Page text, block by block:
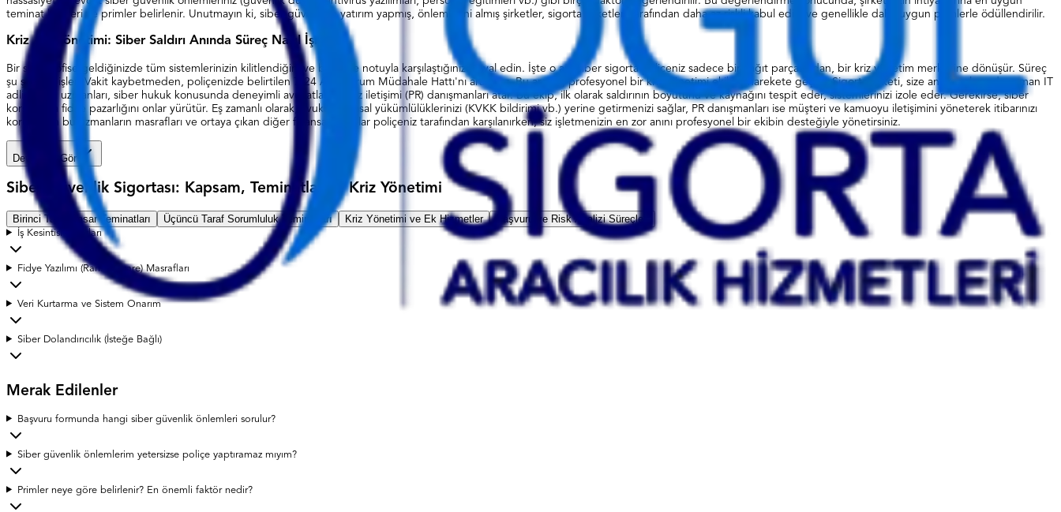
teminat limitleri ve primler belirlenir. Unutmayın ki, siber güvenliğe yatırım yapmış, önlemlerini almış şirketler, sigorta şirketleri tarafından daha az riskli kabul edilir ve genellikle daha uygun primlerle ödüllendirilir.
Kriz Anı Yönetimi: Siber Saldırı Anında Süreç Nasıl İşler?
Bir sabah ofise geldiğinizde tüm sistemlerinizin kilitlendiğini ve bir fidye notuyla karşılaştığınızı hayal edin. İşte o an, siber sigorta poliçeniz sadece bir kağıt parçasından, bir kriz yönetim merkezine dönüşür. Süreç
şu şekilde işler: Vakit kaybetmeden, poliçenizde belirtilen 7/24 Acil Durum Müdahale Hattı'nı ararsınız. Bu arama, profesyonel bir kriz yönetimi ekibini harekete geçirir. Sigorta şirketi, size anında alanında uzman IT
adli bilişim uzmanları, siber hukuk konusunda deneyimli avukatlar ve kriz iletişimi (PR) danışmanları atar. Bu ekip, ilk olarak saldırının boyutunu ve kaynağını tespit eder, sistemlerinizi izole eder. Gerekirse, siber
korsanlarla fidye pazarlığını onlar yürütür. Eş zamanlı olarak, avukatlar yasal yükümlülüklerinizi (KVKK bildirimi vb.) yerine getirmenizi sağlar, PR danışmanları ise müşteri ve kamuoyu iletişimini yöneterek itibarınızı
korur. Tüm bu uzmanların masrafları ve ortaya çıkan diğer finansal kayıplar poliçeniz tarafından karşılanırken, siz işletmenizin en zor anını profesyonel bir ekibin desteğiyle yönetirsiniz.
Devamını Gör
Siber Güvenlik Sigortası: Kapsam, Teminatlar ve Kriz Yönetimi
Birinci Taraf Hasar Teminatları Üçüncü Taraf Sorumluluk Teminatları Kriz Yönetimi ve Ek Hizmetler Başvuru ve Risk Analizi Süreçleri
İş Kesintisi Zararları
Fidye Yazılımı (Ransomware) Masrafları
Veri Kurtarma ve Sistem Onarım
Siber Dolandırıcılık (İsteğe Bağlı)
Merak Edilenler
Başvuru formunda hangi siber güvenlik önlemleri sorulur?
Siber güvenlik önlemlerim yetersizse poliçe yaptıramaz mıyım?
Primler neye göre belirlenir? En önemli faktör nedir?